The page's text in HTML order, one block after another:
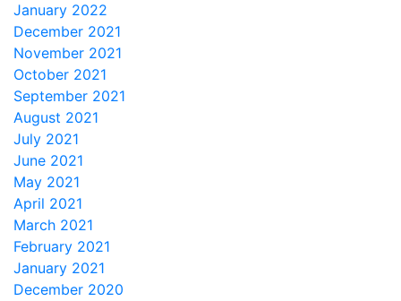
January 2022
December 2021
November 2021
October 2021
September 2021
August 2021
July 2021
June 2021
May 2021
April 2021
March 2021
February 2021
January 2021
December 2020